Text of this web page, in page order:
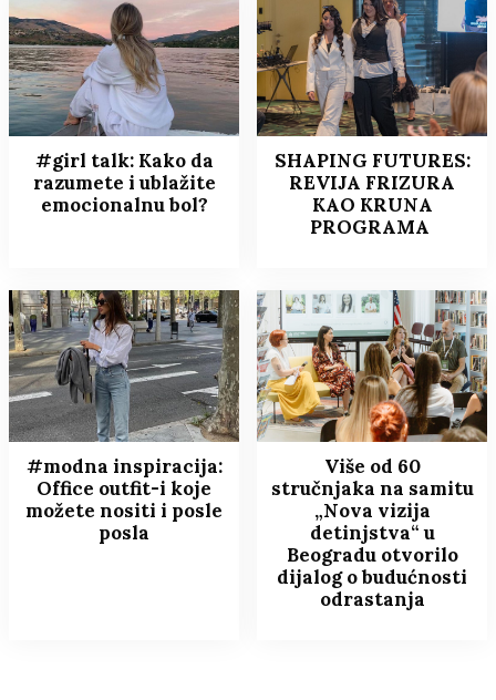
#girl talk: Kako da
razumete i ublažite
emocionalnu bol?
SHAPING FUTURES:
REVIJA FRIZURA
KAO KRUNA
PROGRAMA
#modna inspiracija:
Office outfit-i koje
možete nositi i posle
posla
Više od 60
stručnjaka na samitu
„Nova vizija
detinjstva“ u
Beogradu otvorilo
dijalog o budućnosti
odrastanja